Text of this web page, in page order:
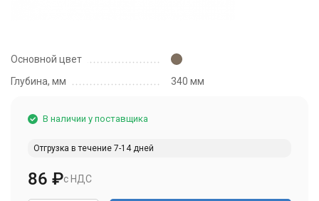
Основной цвет
Глубина, мм
340 мм
В наличии у поставщика
Отгрузка в течение 7-14 дней
с НДС
86 ₽